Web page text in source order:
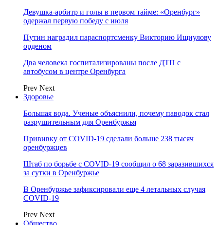
Девушка-арбитр и голы в первом тайме: «Оренбург»
одержал первую победу с июля
Путин наградил параспортсменку Викторию Ищиулову
орденом
Два человека госпитализированы после ДТП с
автобусом в центре Оренбурга
Prev Next
Здоровье
Большая вода. Ученые объяснили, почему паводок стал
разрушительным для Оренбуржья
Прививку от COVID-19 сделали больше 238 тысяч
оренбуржцев
Штаб по борьбе с СOVID-19 сообщил о 68 заразившихся
за сутки в Оренбуржье
В Оренбуржье зафиксировали еще 4 летальных случая
COVID-19
Prev Next
Общество